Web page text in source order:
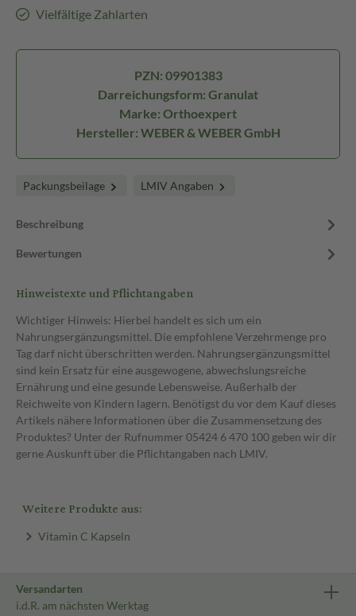
Vielfältige Zahlarten
PZN: 09901383
Darreichungsform: Granulat
Marke: Orthoexpert
Hersteller: WEBER & WEBER GmbH
Packungsbeilage LMIV Angaben
Beschreibung
Bewertungen
Hinweistexte und Pflichtangaben
Wichtiger Hinweis: Hierbei handelt es sich um ein
Nahrungsergänzungsmittel. Die empfohlene Verzehrmenge pro
Tag darf nicht überschritten werden. Nahrungsergänzungsmittel
sind kein Ersatz für eine ausgewogene, abwechslungsreiche
Ernährung und eine gesunde Lebensweise. Außerhalb der
Reichweite von Kindern lagern. Benötigst du vor dem Kauf dieses
Artikels nähere Informationen über die Zusammensetzung des
Produktes? Unter der Rufnummer 05424 6 470 100 geben wir dir
gerne Auskunft über die Pflichtangaben nach LMIV.
Weitere Produkte aus:
Vitamin C Kapseln
Versandarten
i.d.R. am nächsten Werktag